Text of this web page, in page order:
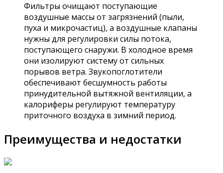
Фильтры очищают поступающие
воздушные массы от загрязнений (пыли,
пуха и микрочастиц), а воздушные клапаны
нужны для регулировки силы потока,
поступающего снаружи. В холодное время
они изолируют систему от сильных
порывов ветра. Звукопоглотители
обеспечивают бесшумность работы
принудительной вытяжной вентиляции, а
калориферы регулируют температуру
приточного воздуха в зимний период.
Преимущества и недостатки